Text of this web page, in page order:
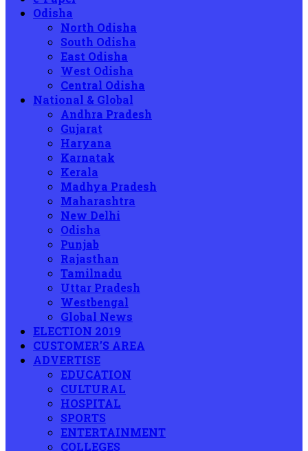
Odisha
North Odisha
South Odisha
East Odisha
West Odisha
Central Odisha
National & Global
Andhra Pradesh
Gujarat
Haryana
Karnatak
Kerala
Madhya Pradesh
Maharashtra
New Delhi
Odisha
Punjab
Rajasthan
Tamilnadu
Uttar Pradesh
Westbengal
Global News
ELECTION 2019
CUSTOMER’S AREA
ADVERTISE
EDUCATION
CULTURAL
HOSPITAL
SPORTS
ENTERTAINMENT
COLLEGES